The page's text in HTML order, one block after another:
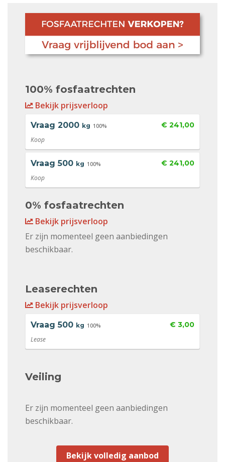
100% fosfaatrechten
Bekijk prijsverloop
Vraag 2000 kg 100% € 241,00
Koop
Vraag 500 kg 100% € 241,00
Koop
0% fosfaatrechten
Bekijk prijsverloop
Er zijn momenteel geen aanbiedingen
beschikbaar.
Leaserechten
Bekijk prijsverloop
Vraag 500 kg 100% € 3,00
Lease
Veiling
Er zijn momenteel geen aanbiedingen
beschikbaar.
Bekijk volledig aanbod